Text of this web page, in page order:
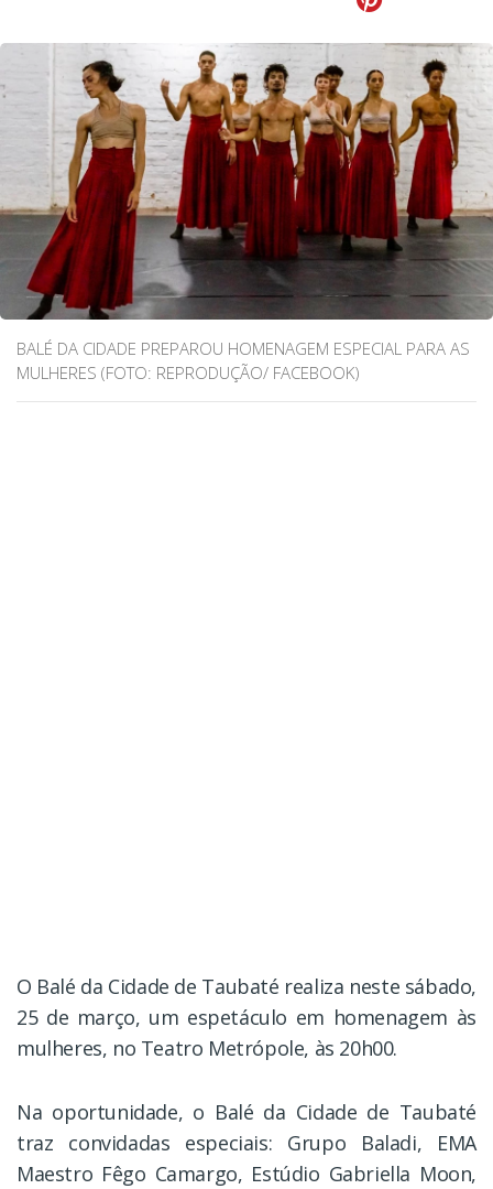
BALÉ DA CIDADE PREPAROU HOMENAGEM ESPECIAL PARA AS
MULHERES (FOTO: REPRODUÇÃO/ FACEBOOK)
O Balé da Cidade de Taubaté realiza neste sábado,
25 de março, um espetáculo em homenagem às
mulheres, no Teatro Metrópole, às 20h00.
Na oportunidade, o Balé da Cidade de Taubaté
traz convidadas especiais: Grupo Baladi, EMA
Maestro Fêgo Camargo, Estúdio Gabriella Moon,